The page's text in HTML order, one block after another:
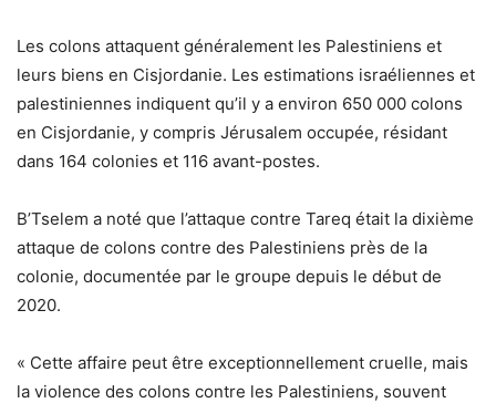
Les colons attaquent généralement les Palestiniens et
leurs biens en Cisjordanie. Les estimations israéliennes et
palestiniennes indiquent qu’il y a environ 650 000 colons
en Cisjordanie, y compris Jérusalem occupée, résidant
dans 164 colonies et 116 avant-postes.
B’Tselem a noté que l’attaque contre Tareq était la dixième
attaque de colons contre des Palestiniens près de la
colonie, documentée par le groupe depuis le début de
2020.
« Cette affaire peut être exceptionnellement cruelle, mais
la violence des colons contre les Palestiniens, souvent